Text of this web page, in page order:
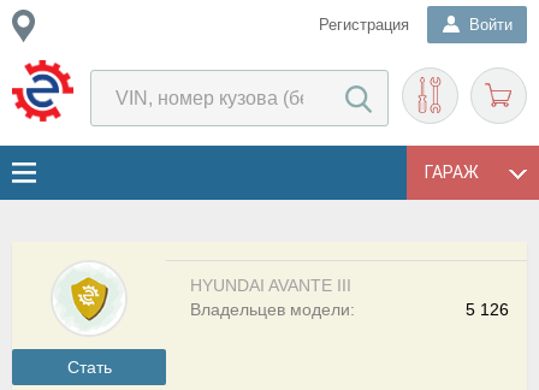
Регистрация Войти
ГАРАЖ
Cтать
HYUNDAI AVANTE III
5 126
Владельцев модели: